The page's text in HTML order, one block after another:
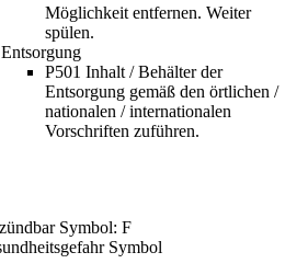
Möglichkeit entfernen. Weiter
spülen.
Entsorgung
P501 Inhalt / Behälter der
Entsorgung gemäß den örtlichen /
nationalen / internationalen
Vorschriften zuführen.